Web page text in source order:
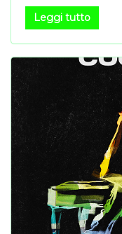
Leggi tutto